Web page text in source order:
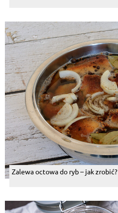
Zalewa octowa do ryb – jak zrobić?